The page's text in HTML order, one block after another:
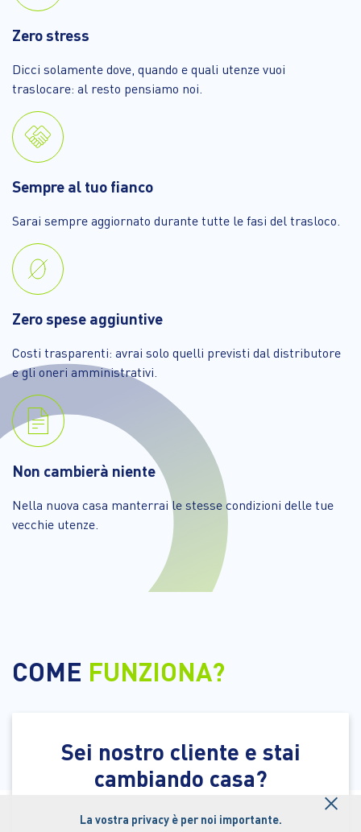
La vostra privacy è per noi importante. ×
Zero stress
Dicci solamente dove, quando e quali utenze vuoi
traslocare: al resto pensiamo noi.
Sempre al tuo fianco
Sarai sempre aggiornato durante tutte le fasi del trasloco.
Zero spese aggiuntive
Costi trasparenti: avrai solo quelli previsti dal distributore
e gli oneri amministrativi.
Non cambierà niente
Nella nuova casa manterrai le stesse condizioni delle tue
vecchie utenze.
COME FUNZIONA?
Sei nostro cliente e stai
cambiando casa?